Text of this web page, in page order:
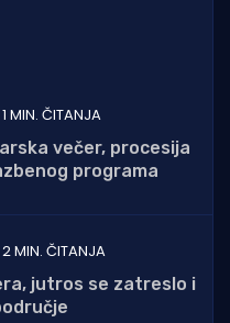
1 MIN. ČITANJA
večer, procesija
programa
2 MIN. ČITANJA
jutros se zatreslo i